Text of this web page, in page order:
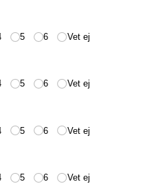
5 6 Vet ej
5 6 Vet ej
5 6 Vet ej
5 6 Vet ej